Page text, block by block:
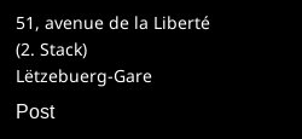
51, avenue de la Liberté
(2. Stack)
Lëtzebuerg-Gare
Post